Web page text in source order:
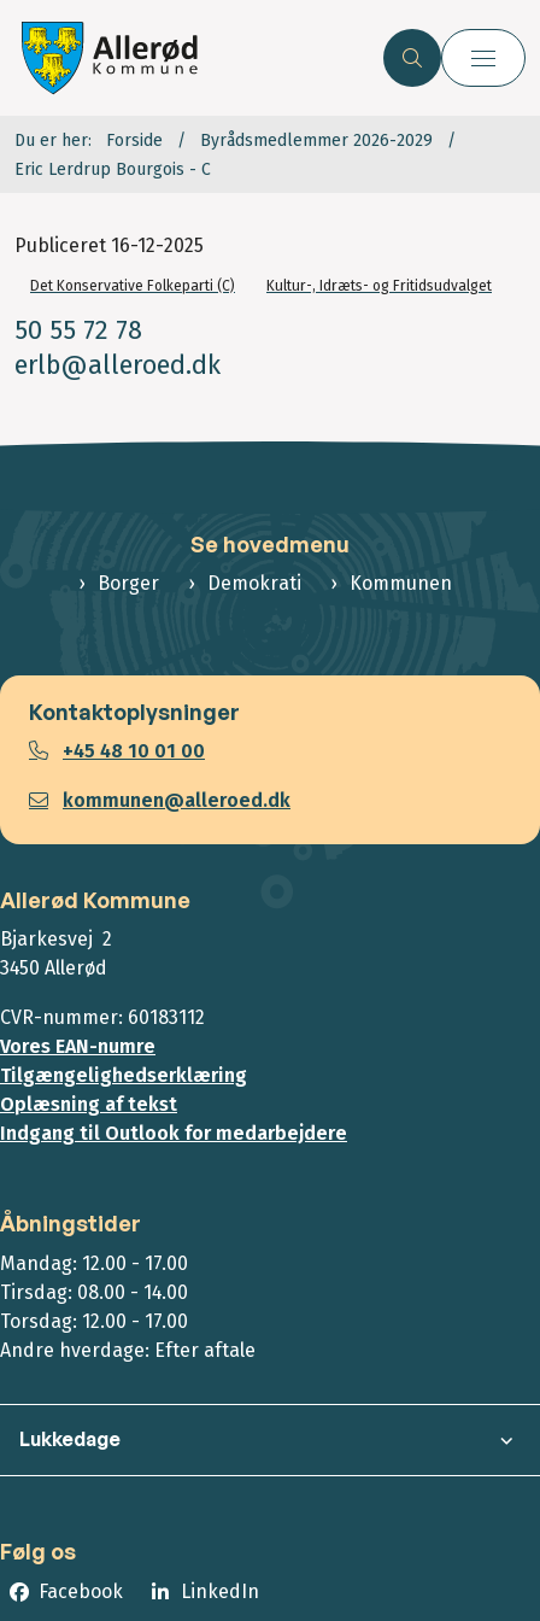
Du er her: Forside
Byrådsmedlemmer 2026-2029
Eric Lerdrup Bourgois - C
Publiceret 16-12-2025
Det Konservative Folkeparti (C) Kultur-, Idræts- og Fritidsudvalget
50 55 72 78
erlb@alleroed.dk
Se hovedmenu
Borger Demokrati Kommunen
Kontaktoplysninger
+45 48 10 01 00
kommunen@alleroed.dk
Allerød Kommune
Bjarkesvej 2
3450 Allerød
CVR-nummer: 60183112
Vores EAN-numre
Tilgængelighedserklæring
Oplæsning af tekst
Indgang til Outlook for medarbejdere
Åbningstider
Mandag: 12.00 - 17.00
Tirsdag: 08.00 - 14.00
Torsdag: 12.00 - 17.00
Andre hverdage: Efter aftale
Lukkedage
Følg os
Facebook LinkedIn